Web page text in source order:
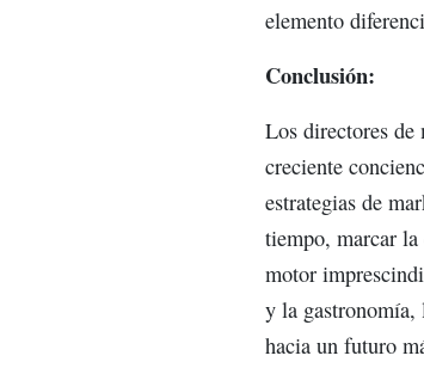
elemento
Conclusión:
Los directores de
creciente
estrategias de
tiempo, marcar
motor
y la gastronomía,
hacia un futuro